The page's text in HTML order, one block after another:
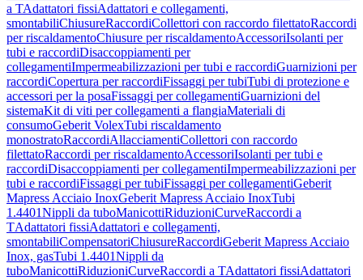
a TAdattatori fissiAdattatori e collegamenti,
smontabiliChiusureRaccordiCollettori con raccordo filettatoRaccordi
per riscaldamentoChiusure per riscaldamentoAccessoriIsolanti per
tubi e raccordiDisaccoppiamenti per
collegamentiImpermeabilizzazioni per tubi e raccordiGuarnizioni per
raccordiCopertura per raccordiFissaggi per tubiTubi di protezione e
accessori per la posaFissaggi per collegamentiGuarnizioni del
sistemaKit di viti per collegamenti a flangiaMateriali di
consumoGeberit VolexTubi riscaldamento
monostratoRaccordiAllacciamentiCollettori con raccordo
filettatoRaccordi per riscaldamentoAccessoriIsolanti per tubi e
raccordiDisaccoppiamenti per collegamentiImpermeabilizzazioni per
tubi e raccordiFissaggi per tubiFissaggi per collegamentiGeberit
Mapress Acciaio InoxGeberit Mapress Acciaio InoxTubi
1.4401Nippli da tuboManicottiRiduzioniCurveRaccordi a
TAdattatori fissiAdattatori e collegamenti,
smontabiliCompensatoriChiusureRaccordiGeberit Mapress Acciaio
Inox, gasTubi 1.4401Nippli da
tuboManicottiRiduzioniCurveRaccordi a TAdattatori fissiAdattatori